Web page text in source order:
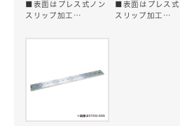
■表面はプレス式ノン
スリップ加工…
■表面はプレス式
スリップ加工…